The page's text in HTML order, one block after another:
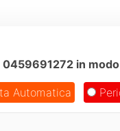
in
Automatica